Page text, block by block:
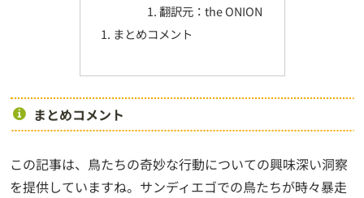
翻訳元：the ONION
まとめコメント
まとめコメント
この記事は、鳥たちの奇妙な行動についての興味深い洞察
を提供していますね。サンディエゴでの鳥たちが時々暴走